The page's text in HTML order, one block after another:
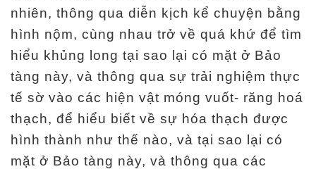
nhiên, thông qua diễn kịch kể chuyện bằng
hình nộm, cùng nhau trở về quá khứ để tìm
hiểu khủng long tại sao lại có mặt ở Bảo
tàng này, và thông qua sự trải nghiệm thực
tế sờ vào các hiện vật móng vuốt- răng hoá
thạch, để hiểu biết về sự hóa thạch được
hình thành như thế nào, và tại sao lại có
mặt ở Bảo tàng này, và thông qua các